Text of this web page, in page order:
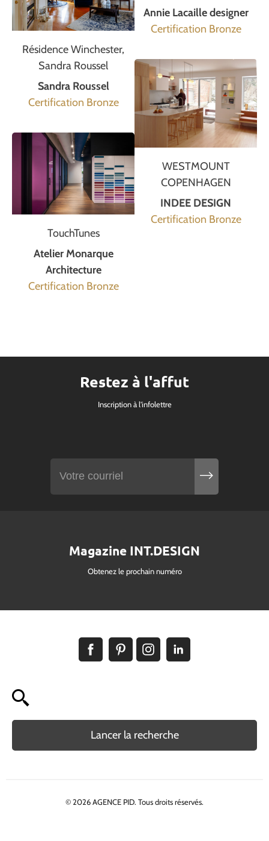
Résidence Winchester,
Sandra Roussel
Sandra Roussel
Certification Bronze
TouchTunes
Atelier Monarque
Architecture
Certification Bronze
Annie Lacaille designer
Certification Bronze
WESTMOUNT
COPENHAGEN
INDEE DESIGN
Certification Bronze
Restez à l'affut
Inscription à l'infolettre
Magazine INT.DESIGN
Obtenez le prochain numéro
Lancer la recherche
© 2026 AGENCE PID. Tous droits réservés.